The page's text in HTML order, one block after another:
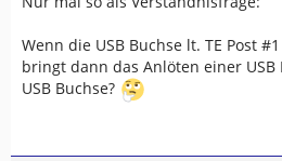
Wenn die USB Buchse lt. TE Post
bringt dann das Anlöten einer
USB Buchse?